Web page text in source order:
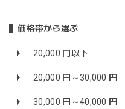
価格帯から選ぶ
20,000 円以下
20,000 円～30,000 円
30,000 円～40,000 円